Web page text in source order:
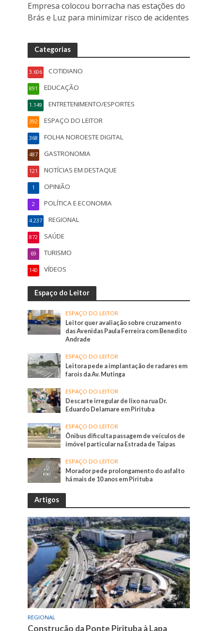
Empresa colocou borracha nas estações do
Brás e Luz para minimizar risco de acidentes
Categorias
COTIDIANO
3.606
EDUCAÇÃO
891
ENTRETENIMENTO/ESPORTES
1.149
ESPAÇO DO LEITOR
392
FOLHA NOROESTE DIGITAL
368
GASTRONOMIA
487
NOTÍCIAS EM DESTAQUE
121
OPINIÃO
1
POLÍTICA E ECONOMIA
2
REGIONAL
4.237
SAÚDE
872
TURISMO
69
VÍDEOS
140
Espaço do Leitor
ESPAÇO DO LEITOR
Leitor quer avaliação sobre cruzamento
das Avenidas Paula Ferreira com Benedito
Andrade
ESPAÇO DO LEITOR
Leitora pede a implantação de radares em
farois da Av. Mutinga
ESPAÇO DO LEITOR
Descarte irregular de lixo na rua Dr.
Eduardo Delamare em Pirituba
ESPAÇO DO LEITOR
Ônibus dificulta passagem de veículos de
imóvel particular na Estrada de Taipas
ESPAÇO DO LEITOR
Morador pede prolongamento do asfalto
há mais de 10 anos em Pirituba
Artigos
REGIONAL
Construção da Ponte Pirituba à Lapa